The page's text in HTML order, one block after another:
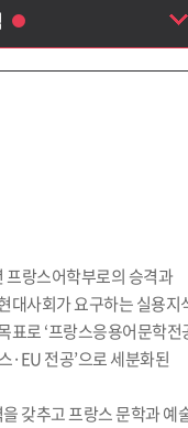
과
프랑스어학부로의 승격과
대사회가 요구하는 실용지
표로 ‘프랑스응용어문학전
·EU 전공’으로 세분화된
갖추고 프랑스 문학과 예